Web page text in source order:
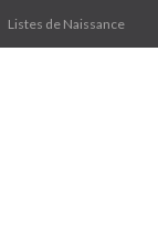
Listes de Naissance